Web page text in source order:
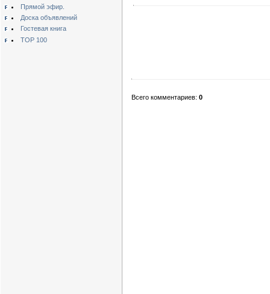
Прямой эфир.
Доска объявлений
Гостевая книга
TOP 100
Всего комментариев: 0